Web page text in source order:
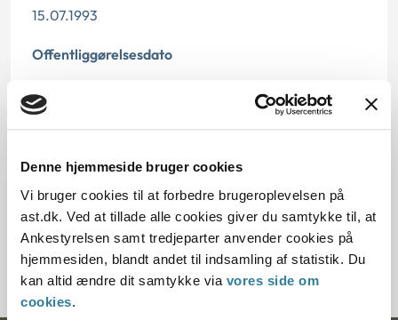
Denne hjemmeside bruger cookies
Vi bruger cookies til at forbedre brugeroplevelsen på
ast.dk. Ved at tillade alle cookies giver du samtykke til, at
Ankestyrelsen samt tredjeparter anvender cookies på
hjemmesiden, blandt andet til indsamling af statistik. Du
kan altid ændre dit samtykke via vores side om
cookies.
15.07.1993
Offentliggørelsesdato
12.07.2013
Paragraf
§ 48 § 6 § 58
Journalnummer
30574-91